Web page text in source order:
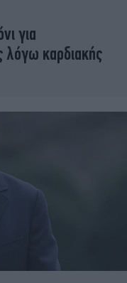
για
λόγω καρδιακής